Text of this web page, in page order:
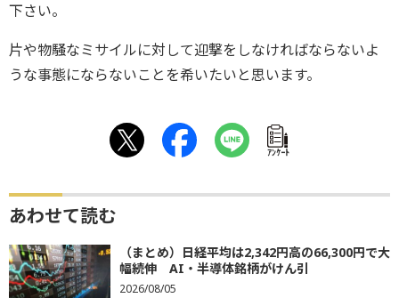
下さい。
片や物騒なミサイルに対して迎撃をしなければならないよ
うな事態にならないことを希いたいと思います。
ｱﾝｹｰﾄ
あわせて読む
（まとめ）日経平均は2,342円高の66,300円で大
幅続伸 AI・半導体銘柄がけん引
2026/08/05